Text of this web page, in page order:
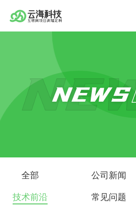
NEWS
全部 公司新闻
技术前沿
常见问题